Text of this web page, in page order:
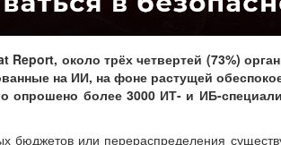
Report, около трёх четвертей (73%)
на ИИ, на фоне растущей
опрошено более 3000 ИТ- и ИБ-
бюджетов или перераспределения